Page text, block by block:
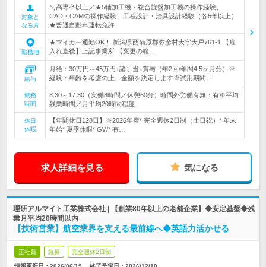
対象と
なる方
＼高専卒以上／★5軸加工機・複合旋盤加工機の操作経験、
CAD・CAMの操作経験、工程設計・治具設計経験（各5年以上）
★普通自動車運転免許
勤務地
★マイカー通勤OK！ 新潟県西蒲原郡弥彦村大字大戸761-1 【雇
入れ直後】上記事業所 【変更の範…
給与
月給：30万円～45万円+諸手当+賞与（年2回/年間4.5ヶ月分）※
経験・年齢を考慮の上、金額を決定します※試用期間…
勤務
時間
8:30～17:30（実働8時間／休憩60分）時間外労働有無：有※平均
残業時間／月平均20時間程度
休日
休暇
【年間休日128日】※2026年度* 完全週休2日制（土日祝）* 年末
年始* 夏季休暇* GW* 有…
求人詳細を見る 気になる
理研アルマイト工業株式会社 | 【創業80年以上の老舗企業】◆安定基盤◆残
業月平均20時間以内
【技術営業】航空業界を支える最前線へ◆英語力活かせる
正社員 急募 完全週休2日制